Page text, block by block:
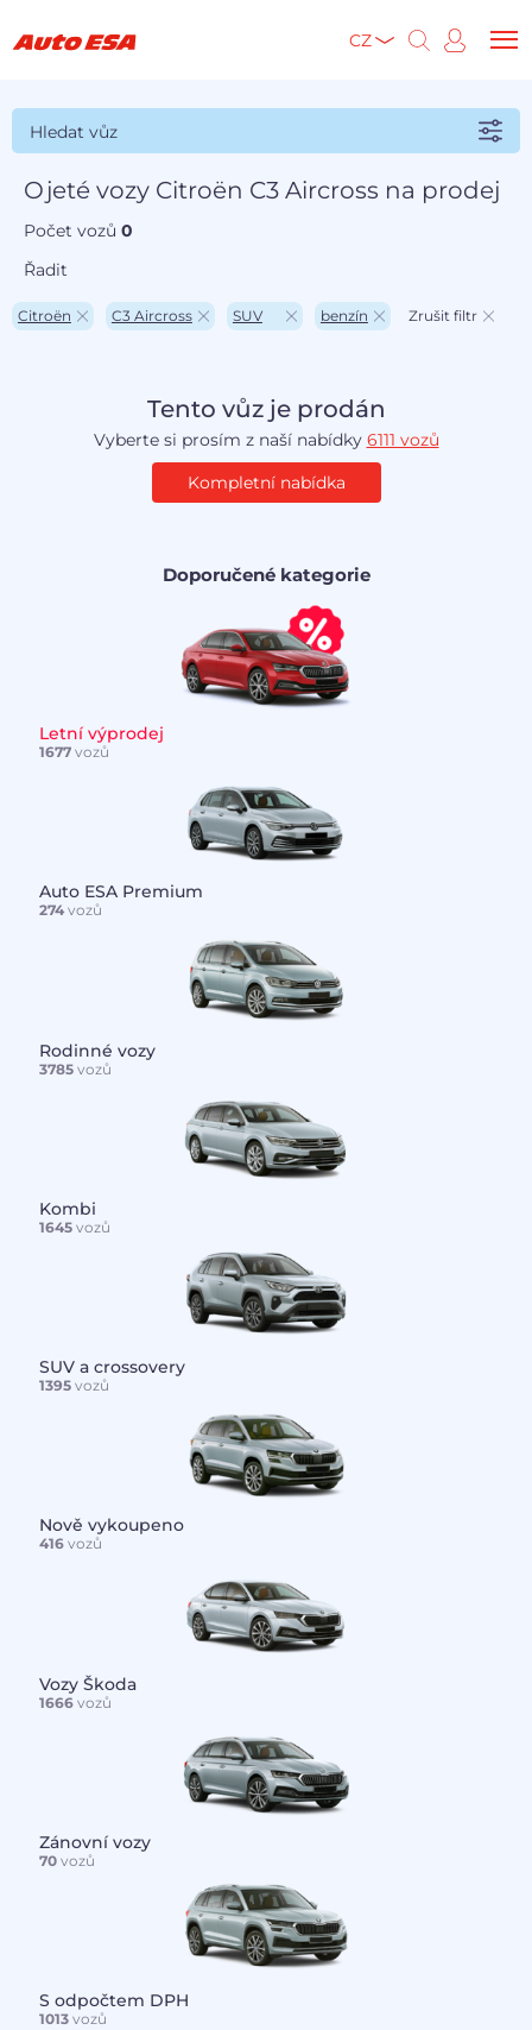
CZ
Hledat vůz
Ojeté vozy Citroën C3 Aircross na prodej
Počet vozů0
Řadit
Citroën C3 Aircross SUV benzín Zrušit filtr
Tento vůz je prodán
Vyberte si prosím z naší nabídky 6111 vozů
Kompletní nabídka
Doporučené kategorie
Letní výprodej
1677vozů
Auto ESA Premium
274vozů
Rodinné vozy
3785vozů
Kombi
1645vozů
SUV a crossovery
1395vozů
Nově vykoupeno
416vozů
Vozy Škoda
1666vozů
Zánovní vozy
70vozů
S odpočtem DPH
1013vozů